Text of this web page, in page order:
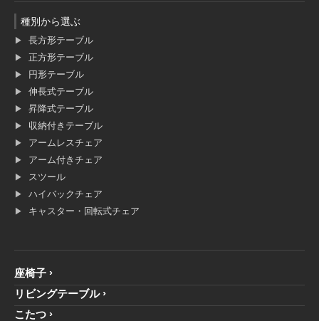
種別から選ぶ
長方形テーブル
正方形テーブル
円形テーブル
伸長式テーブル
昇降式テーブル
収納付きテーブル
アームレスチェア
アーム付きチェア
スツール
ハイバックチェア
キャスター・回転式チェア
座椅子
リビングテーブル
こたつ